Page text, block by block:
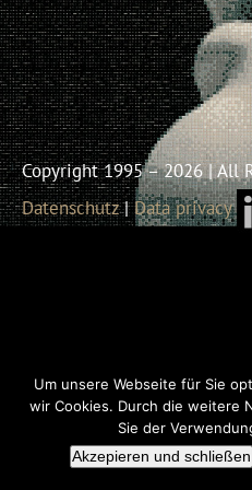
Copyright 1995 – 2026 | All
Datenschutz|Data privacy
Um unsere Webseite für Sie
wir Cookies. Durch die weitere
Sie der
Akzepieren und schließen